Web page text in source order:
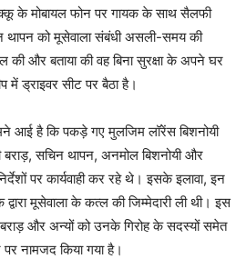
के मोबायल फोन पर गायक के साथ सैलफी
थापन को मूसेवाला संबंधी असली-समय की
की और बताया की वह बिना सुरक्षा के अपने घर
ड्राइवर सीट पर बैठा है।
आई है कि पकड़े गए मुलजिम लॉरेंस बिशनोयी
सचिन थापन, अनमोल बिशनोयी और
पर कार्यवाही कर रहे थे। इसके इलावा, इन
मूसेवाला के कत्ल की जिम्मेदारी ली थी। इस
बराड़ और अन्यों को उनके गिरोह के सदस्यों समेत
नामजद किया गया है।